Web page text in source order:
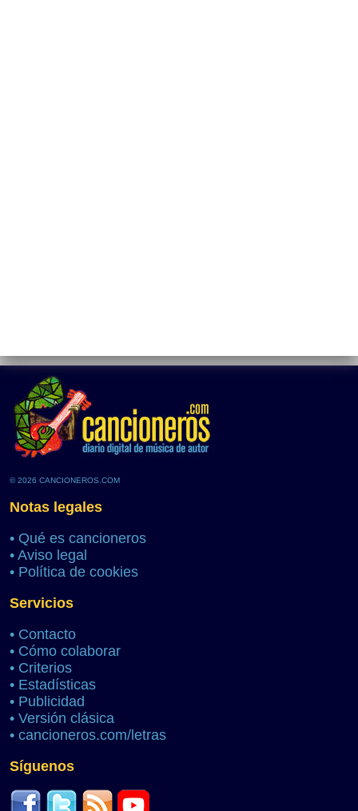
© 2026 CANCIONEROS.COM
Notas legales
• Qué es cancioneros
• Aviso legal
• Política de cookies
Servicios
• Contacto
• Cómo colaborar
• Criterios
• Estadísticas
• Publicidad
• Versión clásica
• cancioneros.com/letras
Síguenos